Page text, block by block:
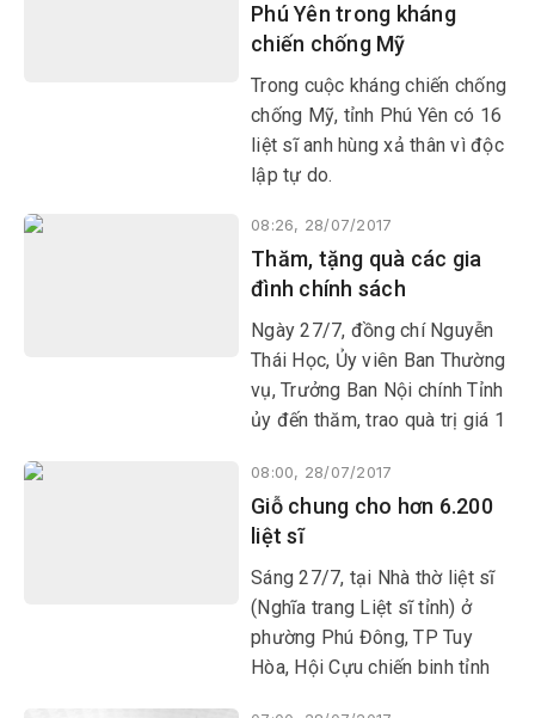
3 thôn
Phú Yên trong kháng
chiến chống Mỹ
Trong cuộc kháng chiến chống
chống Mỹ, tỉnh Phú Yên có 16
liệt sĩ anh hùng xả thân vì độc
lập tự do.
08:26, 28/07/2017
Thăm, tặng quà các gia
đình chính sách
Ngày 27/7, đồng chí Nguyễn
Thái Học, Ủy viên Ban Thường
vụ, Trưởng Ban Nội chính Tỉnh
ủy đến thăm, trao quà trị giá 1
Điểu (SN 1957) - con của liệt
sĩ Nguyễn Rinh, ở xã Đức Bình
Tây, huyện Sông Hinh.
08:00, 28/07/2017
Giỗ chung cho hơn 6.200
liệt sĩ
Sáng 27/7, tại Nhà thờ liệt sĩ
(Nghĩa trang Liệt sĩ tỉnh) ở
phường Phú Đông, TP Tuy
Hòa, Hội Cựu chiến binh tỉnh